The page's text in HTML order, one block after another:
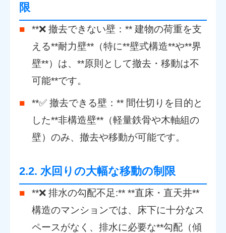
限
**❌ 撤去できない壁：** 建物の荷重を支
える**耐力壁**（特に**壁式構造**や**界
壁**）は、**原則として撤去・移動は不
可能**です。
**✅ 撤去できる壁：** 間仕切りを目的と
した**非構造壁**（軽量鉄骨や木軸組の
壁）のみ、撤去や移動が可能です。
2.2. 水回りの大幅な移動の制限
**❌ 排水の勾配不足:** **直床・直天井**
構造のマンションでは、床下に十分なス
ペースがなく、排水に必要な**勾配（傾